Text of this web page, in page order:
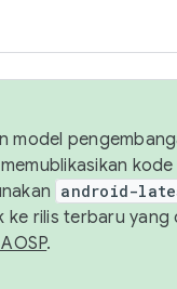
model
android-
ke rilis terbaru yang
.